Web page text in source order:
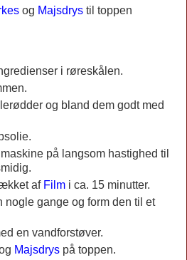
og Majsdrystil toppen
i røreskålen.
og bland dem godt med
på langsom hastighed til
af Film i ca. 15 minutter.
gange og form den til et
en vandforstøver.
Majsdrys på toppen.